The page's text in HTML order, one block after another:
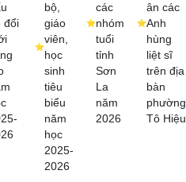
đổi
bộ,
giáo
viên,
học
sinh
tiêu
biểu
năm
học
2025-
2026
các
nhóm
tuổi
tỉnh
Sơn
La
năm
2026
ân các
Anh
hùng
liệt sĩ
trên địa
bàn
phường
Tô Hiệu